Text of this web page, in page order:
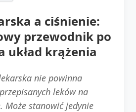
a ciśnienie:
przewodnik po
układ krążenia
nie powinna
leków na
Może stanowić jedynie